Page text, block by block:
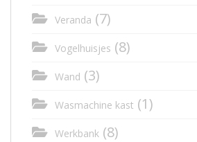
Veranda (7)
Vogelhuisjes (8)
Wand (3)
Wasmachine kast (1)
Werkbank (8)